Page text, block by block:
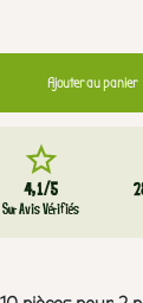
Ajouter au panier
4,1/5
Sur Avis Vérifiés